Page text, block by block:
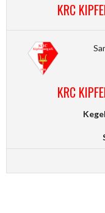
KRC
KRC